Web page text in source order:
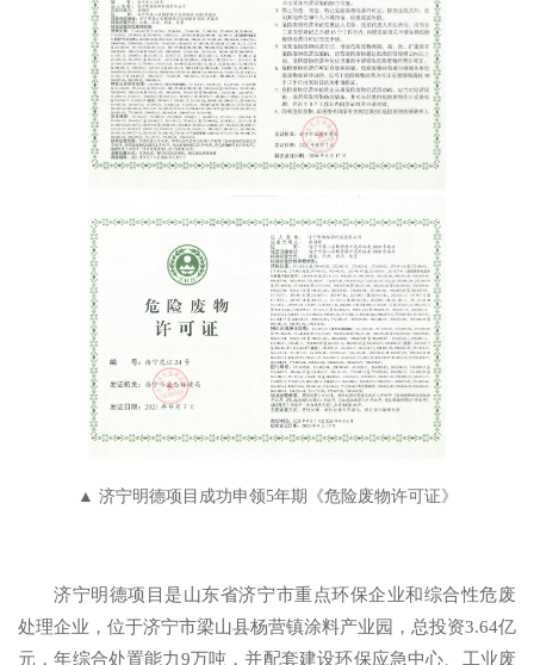
▲ 济宁明德项目成功申领5年期《危险废物许可证》
济宁明德项目是山东省济宁市重点环保企业和综合性危废
处理企业，位于济宁市梁山县杨营镇涂料产业园，总投资3.64亿
元，年综合处置能力9万吨，并配套建设环保应急中心、工业废